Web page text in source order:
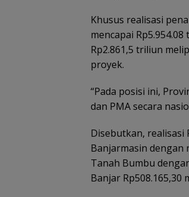
Khusus realisasi
mencapai
Rp2.861,5 triliun
proyek.
“Pada posisi ini,
dan PMA secara
Disebutkan, realisasi
Banjarmasin dengan
Tanah Bumbu
Banjar Rp508.165,30